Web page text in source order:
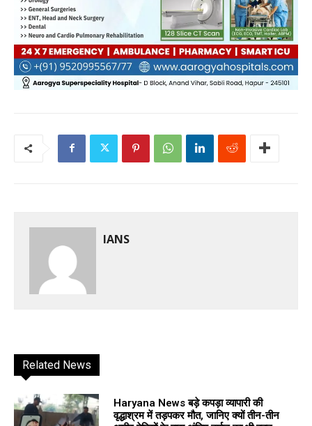
IANS
Related News
Haryana News बड़े कपड़ा व्यापारी की
वृद्धाश्रम में तड़पकर मौत, जानिए क्यों तीन-तीन